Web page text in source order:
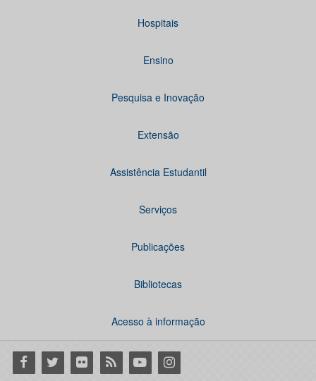
Hospitais
Ensino
Pesquisa e Inovação
Extensão
Assistência Estudantil
Serviços
Publicações
Bibliotecas
Acesso à informação
Facebook
Twitter Flickr RSS YoutubeInstagram